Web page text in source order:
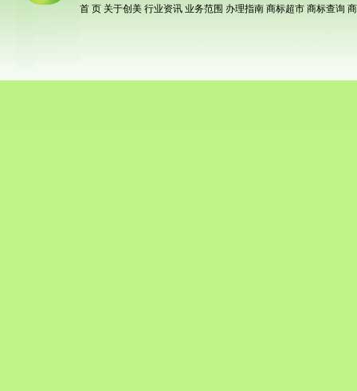
首 页 关于创美 行业资讯 业务范围 办理指南 商标超市 商标查询